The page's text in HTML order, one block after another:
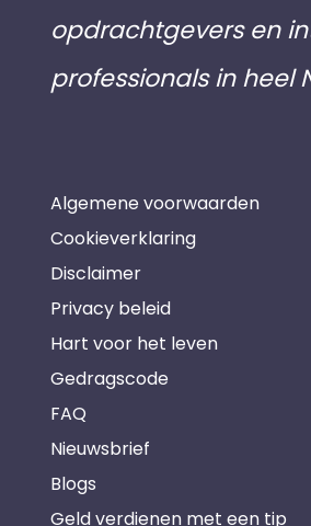
opdrachtgevers en
professionals in heel
Algemene voorwaarden
Cookieverklaring
Disclaimer
Privacy beleid
Hart voor het leven
Gedragscode
FAQ
Nieuwsbrief
Blogs
Geld verdienen met een tip